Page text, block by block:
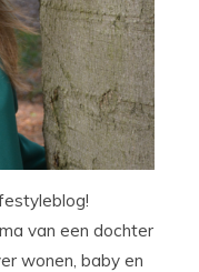
van een dochter
wonen, baby en